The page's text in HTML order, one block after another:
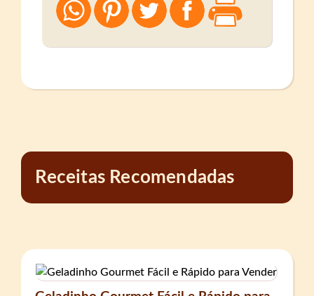
Receitas Recomendadas